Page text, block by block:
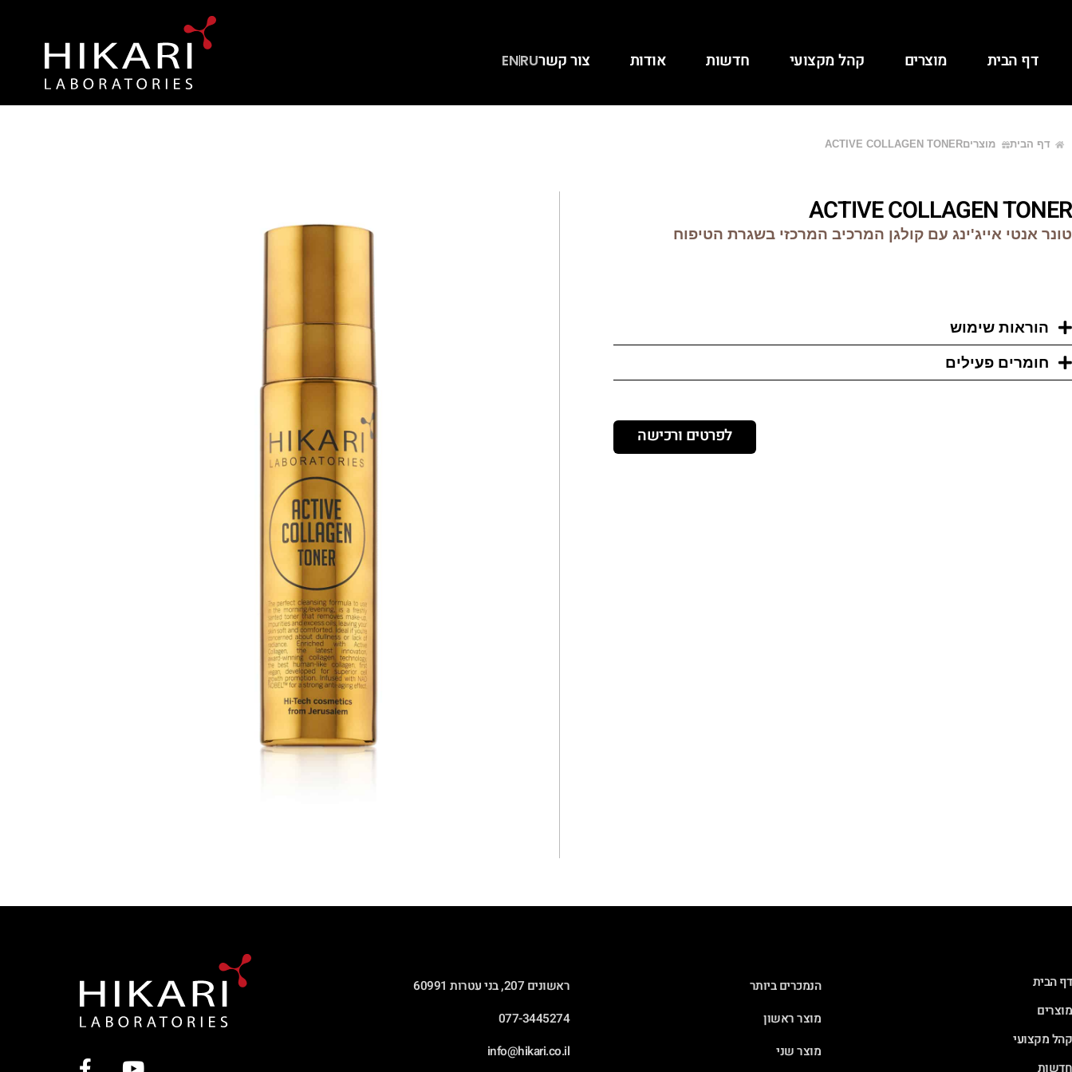
דף הבית מוצרים קהל מקצועי חדשות אודות צור קשרRU
EN
דף הבית מוצריםACTIVE COLLAGEN TONER
ACTIVE COLLAGEN TONER
טונר אנטי אייג'ינג עם קולגן המרכיב המרכזי בשגרת הטיפוח
הוראות שימוש
חומרים פעילים
לפרטים ורכישה
דף הבית
מוצרים
קהל מקצועי
חדשות
הנמכרים ביותר
מוצר ראשון
מוצר שני
ראשונים 207, בני עטרות 60991
077-3445274
info@hikari.co.il